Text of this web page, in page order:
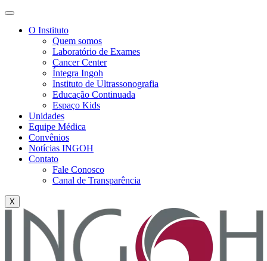
O Instituto
Quem somos
Laboratório de Exames
Cancer Center
Íntegra Ingoh
Instituto de Ultrassonografia
Educação Continuada
Espaço Kids
Unidades
Equipe Médica
Convênios
Notícias INGOH
Contato
Fale Conosco
Canal de Transparência
X